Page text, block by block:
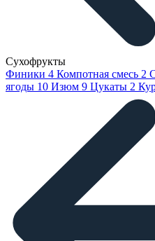
Сухофрукты
Финики 4 Компотная смесь 2
ягоды 10 Изюм 9 Цукаты 2